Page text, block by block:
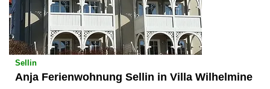
Sellin
Anja Ferienwohnung Sellin in Villa Wilhelmine